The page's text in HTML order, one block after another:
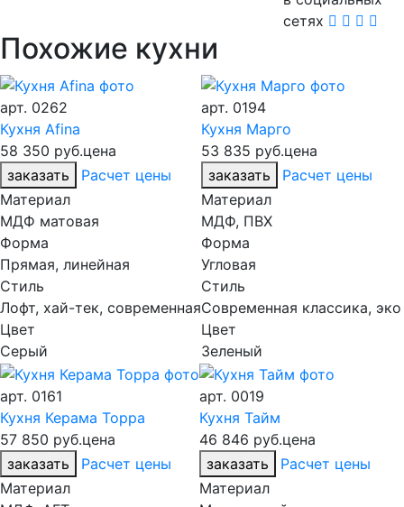
сетях
Похожие кухни
арт. 0262
Кухня Afina
58 350 руб.цена
заказать
Расчет цены
Материал
МДФ матовая
Форма
Прямая, линейная
Стиль
Лофт, хай-тек, современная
Цвет
Серый
арт. 0194
Кухня Марго
53 835 руб.цена
заказать
Расчет цены
Материал
МДФ, ПВХ
Форма
Угловая
Стиль
Современная классика, эко
Цвет
Зеленый
арт. 0161
Кухня Керама Торра
57 850 руб.цена
заказать
Расчет цены
Материал
арт. 0019
Кухня Тайм
46 846 руб.цена
заказать
Расчет цены
Материал